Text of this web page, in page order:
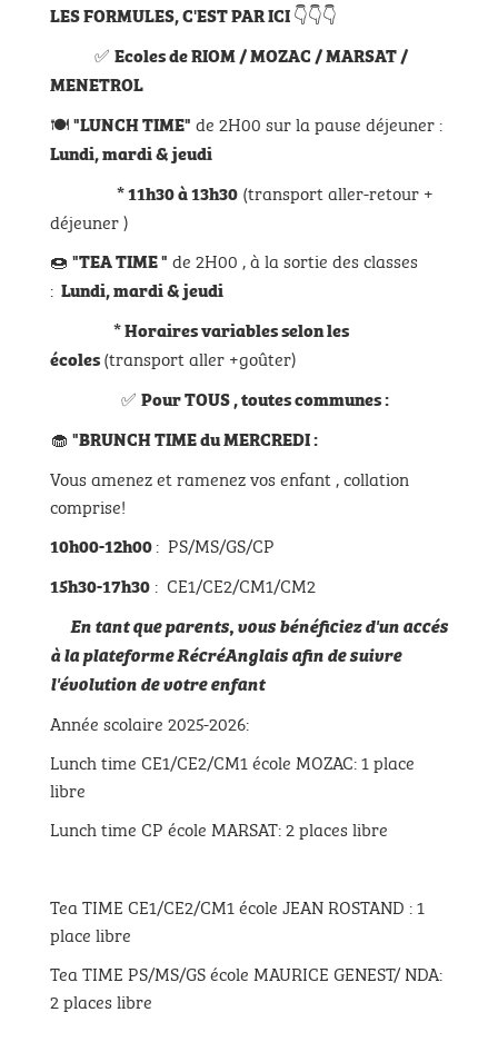
LES FORMULES, C'EST PAR ICI👇👇👇
✅ Ecoles de RIOM / MOZAC / MARSAT /
MENETROL
🍽"LUNCH TIME" de 2H00 sur la pause déjeuner :
Lundi, mardi & jeudi
* 11h30 à 13h30 (transport aller-retour +
déjeuner )
🍩 "TEA TIME " de 2H00 , à la sortie des classes
: Lundi, mardi & jeudi
* Horaires variables selon les
écoles(transport aller +goûter)
✅ Pour TOUS , toutes communes :
🧁 "BRUNCH TIME du MERCREDI :
Vous amenez et ramenez vos enfant , collation
comprise!
10h00-12h00: PS/MS/GS/CP
15h30-17h30 : CE1/CE2/CM1/CM2
En tant que parents, vous bénéficiez d'un accés
à la plateforme RécréAnglais afin de suivre
l'évolution de votre enfant
Année scolaire 2025-2026:
Lunch time CE1/CE2/CM1 école MOZAC: 1 place
libre
Lunch time CP école MARSAT: 2 places libre
Tea TIME CE1/CE2/CM1 école JEAN ROSTAND : 1
place libre
Tea TIME PS/MS/GS école MAURICE GENEST/ NDA:
2 places libre